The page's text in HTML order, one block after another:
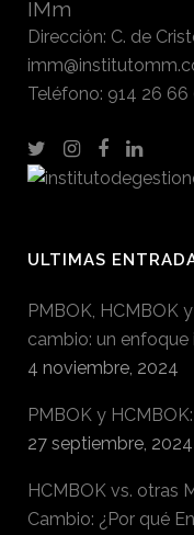
IMm
Dirección: C. de
Teléfono: 914 26 66
ULTIMAS
PMBOK, HCMBOK
cambio: un enfoque
4 noviembre, 2024
PMBOK y
27 septiembre, 2024
HCMBOK vs. otras
Cambio: ¿Por qué